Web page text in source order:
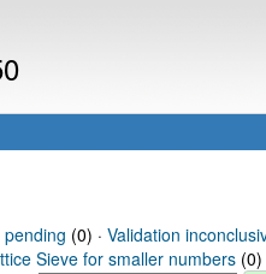
pending (0) · Validation
Sieve for smaller numbers (0)